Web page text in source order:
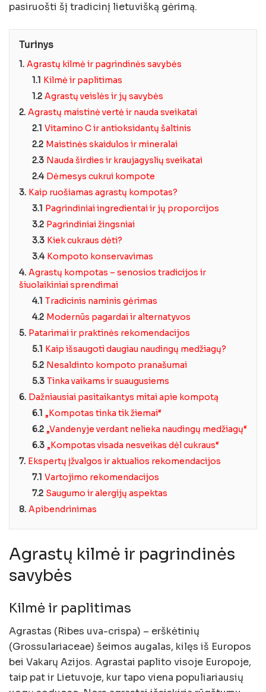
pasiruošti šį tradicinį lietuvišką gėrimą.
Turinys
1. Agrastų kilmė ir pagrindinės savybės
1.1 Kilmė ir paplitimas
1.2 Agrastų veislės ir jų savybės
2. Agrastų maistinė vertė ir nauda sveikatai
2.1 Vitamino C ir antioksidantų šaltinis
2.2 Maistinės skaidulos ir mineralai
2.3 Nauda širdies ir kraujagyslių sveikatai
2.4 Dėmesys cukrui kompote
3. Kaip ruošiamas agrastų kompotas?
3.1 Pagrindiniai ingredientai ir jų proporcijos
3.2 Pagrindiniai žingsniai
3.3 Kiek cukraus dėti?
3.4 Kompoto konservavimas
4. Agrastų kompotas – senosios tradicijos ir
šiuolaikiniai sprendimai
4.1 Tradicinis naminis gėrimas
4.2 Modernūs pagardai ir alternatyvos
5. Patarimai ir praktinės rekomendacijos
5.1 Kaip išsaugoti daugiau naudingų medžiagų?
5.2 Nesaldinto kompoto pranašumai
5.3 Tinka vaikams ir suaugusiems
6. Dažniausiai pasitaikantys mitai apie kompotą
6.1 „Kompotas tinka tik žiemai“
6.2 „Vandenyje verdant nelieka naudingų medžiagų“
6.3 „Kompotas visada nesveikas dėl cukraus“
7. Ekspertų įžvalgos ir aktualios rekomendacijos
7.1 Vartojimo rekomendacijos
7.2 Saugumo ir alergijų aspektas
8. Apibendrinimas
Agrastų kilmė ir pagrindinės
savybės
Kilmė ir paplitimas
Agrastas (Ribes uva-crispa) – erškėtinių
(Grossulariaceae) šeimos augalas, kilęs iš Europos
bei Vakarų Azijos. Agrastai paplito visoje Europoje,
taip pat ir Lietuvoje, kur tapo viena populiariausių